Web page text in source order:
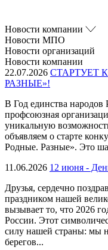
Новости компании
Новости МПО
Новости организаций
Новости компании
22.07.2026 СТАРТУЕТ
РАЗНЫЕ»!
В Год единства
профсоюзная
уникальную
объявляем о старте
Родные. Разные». Это
11.06.2026 12 июня -
Друзья, сердечно
праздником нашей
вызывает то, что 2026
России. Этот
силу нашей страны: мы
берегов...